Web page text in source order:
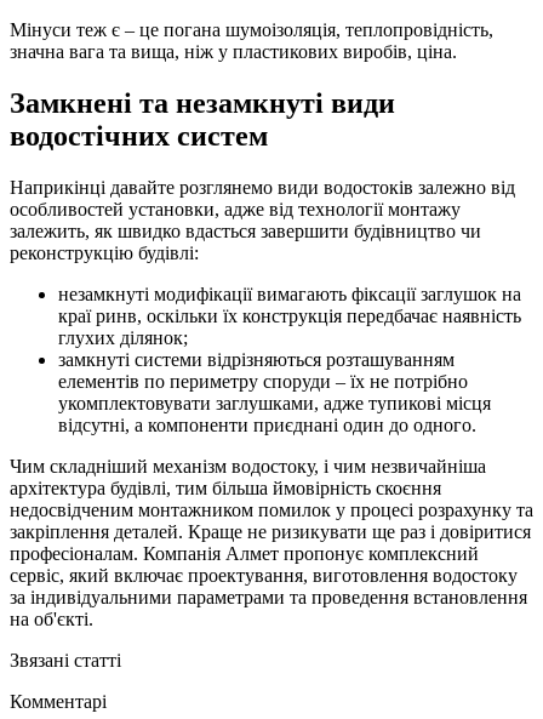
Мінуси теж є – це погана шумоізоляція, теплопровідність,
значна вага та вища, ніж у пластикових виробів, ціна.
Замкнені та незамкнуті види
водостічних систем
Наприкінці давайте розглянемо види водостоків залежно від
особливостей установки, адже від технології монтажу
залежить, як швидко вдасться завершити будівництво чи
реконструкцію будівлі:
незамкнуті модифікації вимагають фіксації заглушок на
краї ринв, оскільки їх конструкція передбачає наявність
глухих ділянок;
замкнуті системи відрізняються розташуванням
елементів по периметру споруди – їх не потрібно
укомплектовувати заглушками, адже тупикові місця
відсутні, а компоненти приєднані один до одного.
Чим складніший механізм водостоку, і чим незвичайніша
архітектура будівлі, тим більша ймовірність скоєння
недосвідченим монтажником помилок у процесі розрахунку та
закріплення деталей. Краще не ризикувати ще раз і довіритися
професіоналам. Компанія Алмет пропонує комплексний
сервіс, який включає проектування, виготовлення водостоку
за індивідуальними параметрами та проведення встановлення
на об'єкті.
Звязані статті
Комментарі